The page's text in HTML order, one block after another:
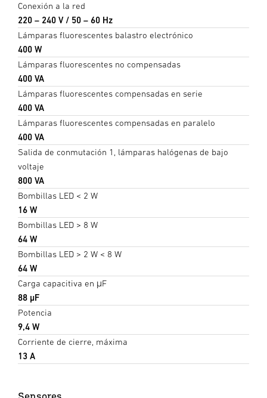
Conexión a la red
220 – 240 V / 50 – 60 Hz
Lámparas fluorescentes balastro electrónico
400 W
Lámparas fluorescentes no compensadas
400 VA
Lámparas fluorescentes compensadas en serie
400 VA
Lámparas fluorescentes compensadas en paralelo
400 VA
Salida de conmutación 1, lámparas halógenas de bajo
voltaje
800 VA
Bombillas LED < 2 W
16 W
Bombillas LED > 8 W
64 W
Bombillas LED > 2 W < 8 W
64 W
Carga capacitiva en μF
88 µF
Potencia
9,4 W
Corriente de cierre, máxima
13 A